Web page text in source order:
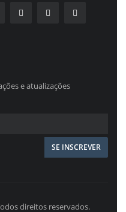
e atualizações
direitos reservados.